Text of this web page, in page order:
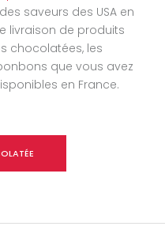
saveurs des USA en
livraison de produits
chocolatées, les
que vous avez
en France.